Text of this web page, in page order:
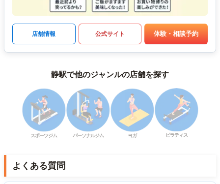
店舗情報 公式サイト 体験・相談予約
静駅で他のジャンルの店舗を探す
スポーツジム パーソナルジム ヨガ ピラティス
よくある質問